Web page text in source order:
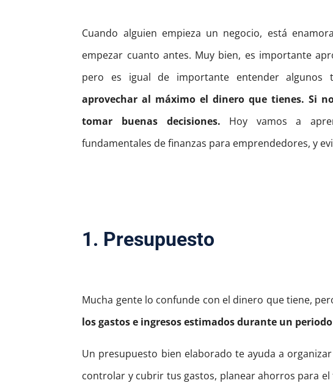
Cuando alguien empieza un negocio, está
empezar cuanto antes. Muy bien, es importante
pero es igual de importante entender algunos
aprovechar al máximo el dinero que tienes. Si
tomar buenas decisiones. Hoy vamos a
fundamentales de finanzas para emprendedores, y
1. Presupuesto
Mucha gente lo confunde con el dinero que tiene,
los gastos e ingresos estimados durante un
Un presupuesto bien elaborado te ayuda a
controlar y cubrir tus gastos, planear ahorros para